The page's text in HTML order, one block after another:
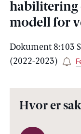
habilitering
modell for
Dokument 8:103
(2022-2023)
Hvor er